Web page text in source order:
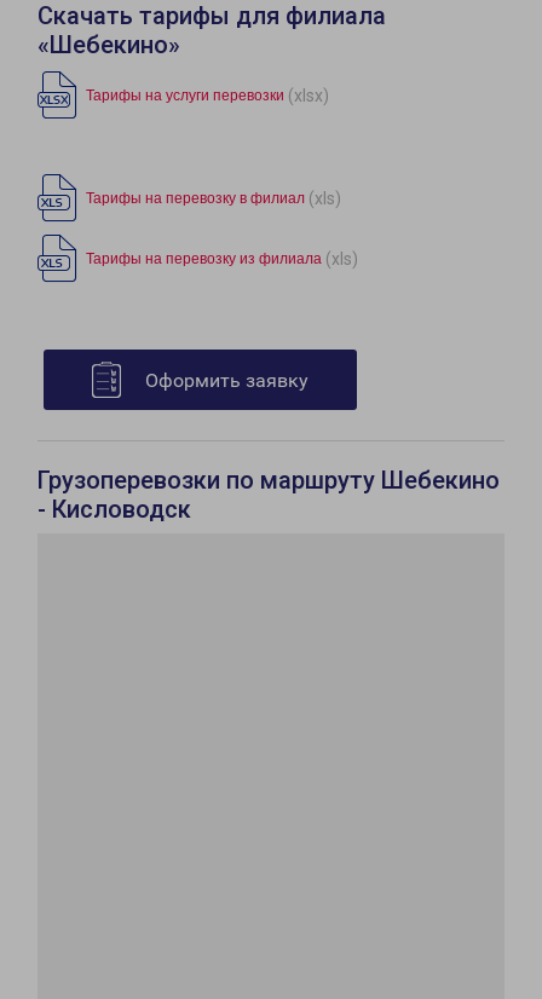
Скачать тарифы для филиала
«Шебекино»
Тарифы на услуги перевозки (xlsx)
Тарифы на перевозку в филиал (xls)
Тарифы на перевозку из филиала (xls)
Оформить заявку
Грузоперевозки по маршруту Шебекино
- Кисловодск